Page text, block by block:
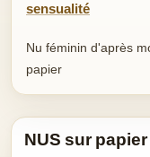
sensualité
Nu féminin d'après
papier
NUS sur